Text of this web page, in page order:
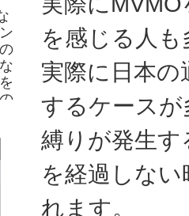
を感じる人
実際に日本の
するケース
縛りが発生
を経過しな
れます。